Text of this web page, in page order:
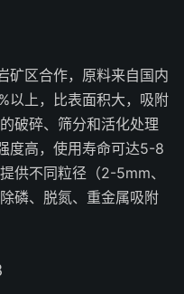
矿区合作，原料来自国内
以上，比表面积大，吸附
破碎、筛分和活化处理
度高，使用寿命可达5-8
供不同粒径（2-5mm、
磷、脱氮、重金属吸附